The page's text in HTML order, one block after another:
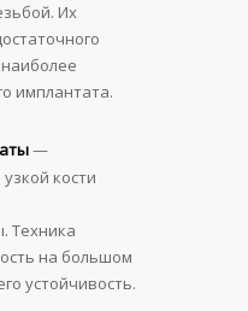
Их
имплантата.
—
кости
Техника
на большом
устойчивость.